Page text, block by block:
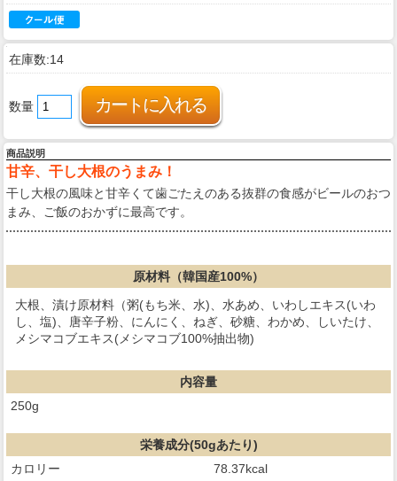
在庫数:14
数量
商品説明
甘辛、干し大根のうまみ！
干し大根の風味と甘辛くて歯ごたえのある抜群の食感がビールのおつ
まみ、ご飯のおかずに最高です。
原材料（韓国産100%）
大根、漬け原材料（粥(もち米、水)、水あめ、いわしエキス(いわ
し、塩)、唐辛子粉、にんにく、ねぎ、砂糖、わかめ、しいたけ、
メシマコブエキス(メシマコブ100%抽出物)
内容量
250g
栄養成分(50gあたり)
カロリー
78.37kcal